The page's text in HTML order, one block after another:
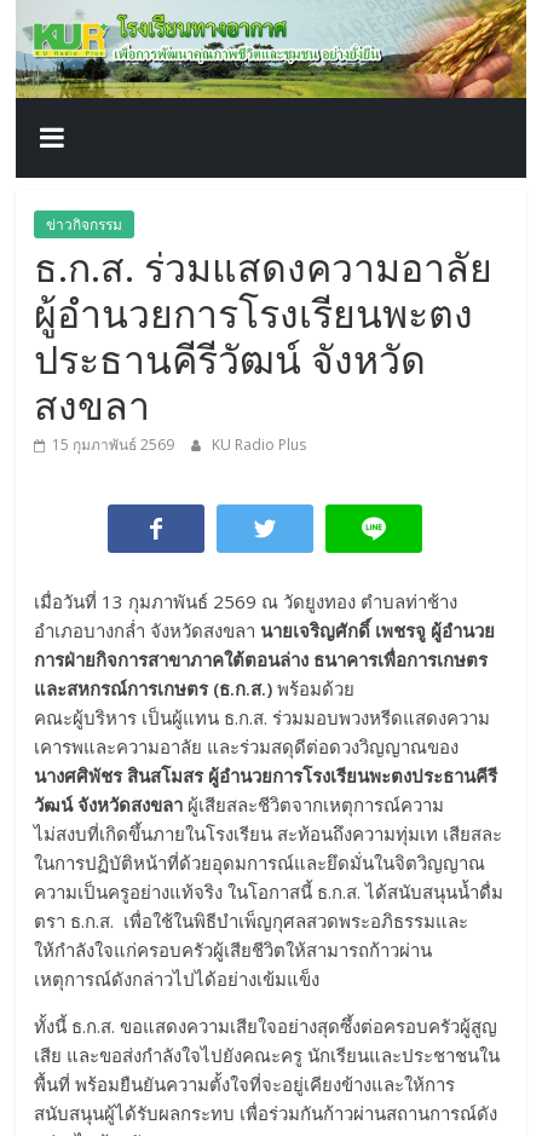
content
โรงเรียน
ทาง
อากาศ​
เพื่อ
พัฒนา
คุณภาพ
ชีวิต
ข่าวกิจกรรม
ธ.ก.ส. ร่วมแสดงความอาลัย
ผู้อำนวยการโรงเรียนพะตง
ประธานคีรีวัฒน์ จังหวัด
สงขลา
15 กุมภาพันธ์ 2569 KU Radio Plus
เมื่อวันที่ 13 กุมภาพันธ์ 2569 ณ วัดยูงทอง ตำบลท่าช้าง
อำเภอบางกล่ำ จังหวัดสงขลา นายเจริญศักดิ์ เพชรจู ผู้อำนวย
การฝ่ายกิจการสาขาภาคใต้ตอนล่าง ธนาคารเพื่อการเกษตร
และสหกรณ์การเกษตร (ธ.ก.ส.)พร้อมด้วย
คณะผู้บริหาร เป็นผู้แทน ธ.ก.ส. ร่วมมอบพวงหรีดแสดงความ
เคารพและความอาลัย และร่วมสดุดีต่อดวงวิญญาณของ
นางศศิพัชร สินสโมสร ผู้อำนวยการโรงเรียนพะตงประธานคีรี
วัฒน์ จังหวัดสงขลา ผู้เสียสละชีวิตจากเหตุการณ์ความ
ไม่สงบที่เกิดขึ้นภายในโรงเรียน สะท้อนถึงความทุ่มเท เสียสละ
ในการปฏิบัติหน้าที่ด้วยอุดมการณ์และยึดมั่นในจิตวิญญาณ
ความเป็นครูอย่างแท้จริง ในโอกาสนี้ ธ.ก.ส. ได้สนับสนุนน้ำดื่ม
ตรา ธ.ก.ส. เพื่อใช้ในพิธีบำเพ็ญกุศลสวดพระอภิธรรมและ
ให้กำลังใจแก่ครอบครัวผู้เสียชีวิตให้สามารถก้าวผ่าน
เหตุการณ์ดังกล่าวไปได้อย่างเข้มแข็ง
ทั้งนี้ ธ.ก.ส. ขอแสดงความเสียใจอย่างสุดซึ้งต่อครอบครัวผู้สูญ
เสีย และขอส่งกำลังใจไปยังคณะครู นักเรียนและประชาชนใน
พื้นที่ พร้อมยืนยันความตั้งใจที่จะอยู่เคียงข้างและให้การ
สนับสนุนผู้ได้รับผลกระทบ เพื่อร่วมกันก้าวผ่านสถานการณ์ดัง